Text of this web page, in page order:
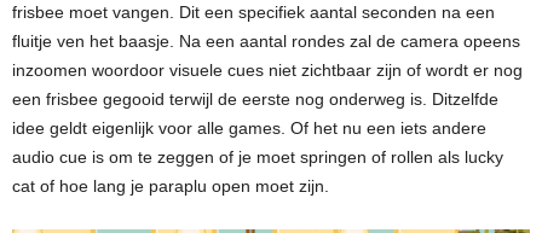
frisbee moet vangen. Dit een specifiek aantal seconden na een
fluitje ven het baasje. Na een aantal rondes zal de camera opeens
inzoomen woordoor visuele cues niet zichtbaar zijn of wordt er nog
een frisbee gegooid terwijl de eerste nog onderweg is. Ditzelfde
idee geldt eigenlijk voor alle games. Of het nu een iets andere
audio cue is om te zeggen of je moet springen of rollen als lucky
cat of hoe lang je paraplu open moet zijn.